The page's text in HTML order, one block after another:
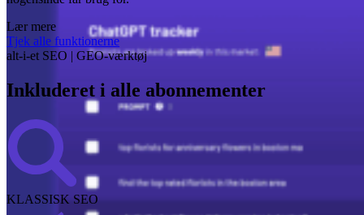
Lær mere
Tjek alle funktionerne
alt-i-et SEO | GEO-værktøj
Inkluderet i alle abonnementer
KLASSISK SEO